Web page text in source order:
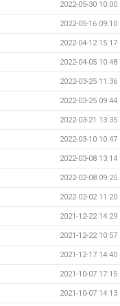
2022-05-30 10:00
2022-05-16 09:10
2022-04-12 15:17
2022-04-05 10:48
2022-03-25 11:36
2022-03-25 09:44
2022-03-21 13:35
2022-03-10 10:47
2022-03-08 13:14
2022-02-08 09:25
2022-02-02 11:20
2021-12-22 14:29
2021-12-22 10:57
2021-12-17 14:40
2021-10-07 17:15
2021-10-07 14:13